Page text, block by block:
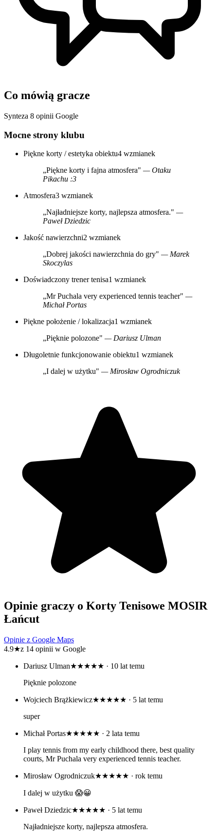
Co mówią gracze
Synteza 8 opinii Google
Mocne strony klubu
Piękne korty / estetyka obiektu4 wzmianek
„Piękne korty i fajna atmosfera" — Otaku
Pikachu :3
Atmosfera3 wzmianek
„Najładniejsze korty, najlepsza atmosfera." —
Paweł Dziedzic
Jakość nawierzchni2 wzmianek
„Dobrej jakości nawierzchnia do gry" — Marek
Skoczylas
Doświadczony trener tenisa1 wzmianek
„Mr Puchala very experienced tennis teacher" —
Michał Portas
Piękne położenie / lokalizacja1 wzmianek
„Pięknie polozone" — Dariusz Ulman
Długoletnie funkcjonowanie obiektu1 wzmianek
„I dalej w użytku" — Mirosław Ogrodniczuk
Opinie graczy o Korty Tenisowe MOSIR
Łańcut
Opinie z Google Maps
4.9★z 14 opinii w Google
Dariusz Ulman★★★★★ · 10 lat temu
Pięknie polozone
Wojciech Brążkiewicz★★★★★ · 5 lat temu
super
Michał Portas★★★★★ · 2 lata temu
I play tennis from my early childhood there, best quality
courts, Mr Puchala very experienced tennis teacher.
Mirosław Ogrodniczuk★★★★★ · rok temu
I dalej w użytku 😱😀
Paweł Dziedzic★★★★★ · 5 lat temu
Najładniejsze korty, najlepsza atmosfera.